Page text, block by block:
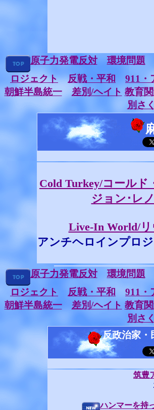
原子力発電反対 環境問題
ロジェクト
反戦・平和 911・
朝鮮半島統一
差別/ヘイト 教育
別さ
Cold Turkey/コールド
ジョン･レ
Live-In World/
アンチヘロインプロ
原子力発電反対 環境問題
ロジェクト
反戦・平和 911・
朝鮮半島統一
差別/ヘイト 教育
別さ
反政治家・
筑豊
ハンマーを持